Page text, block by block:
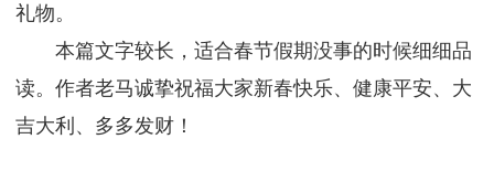
礼物。
本篇文字较长，适合春节假期没事的时候细细品
读。作者老马诚挚祝福大家新春快乐、健康平安、大
吉大利、多多发财！